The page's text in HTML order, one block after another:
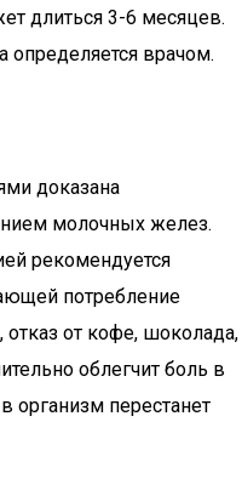
длиться 3-6 месяцев.
определяется врачом.
доказана
молочных желез.
рекомендуется
потребление
от кофе, шоколада,
облегчит боль в
организм перестанет